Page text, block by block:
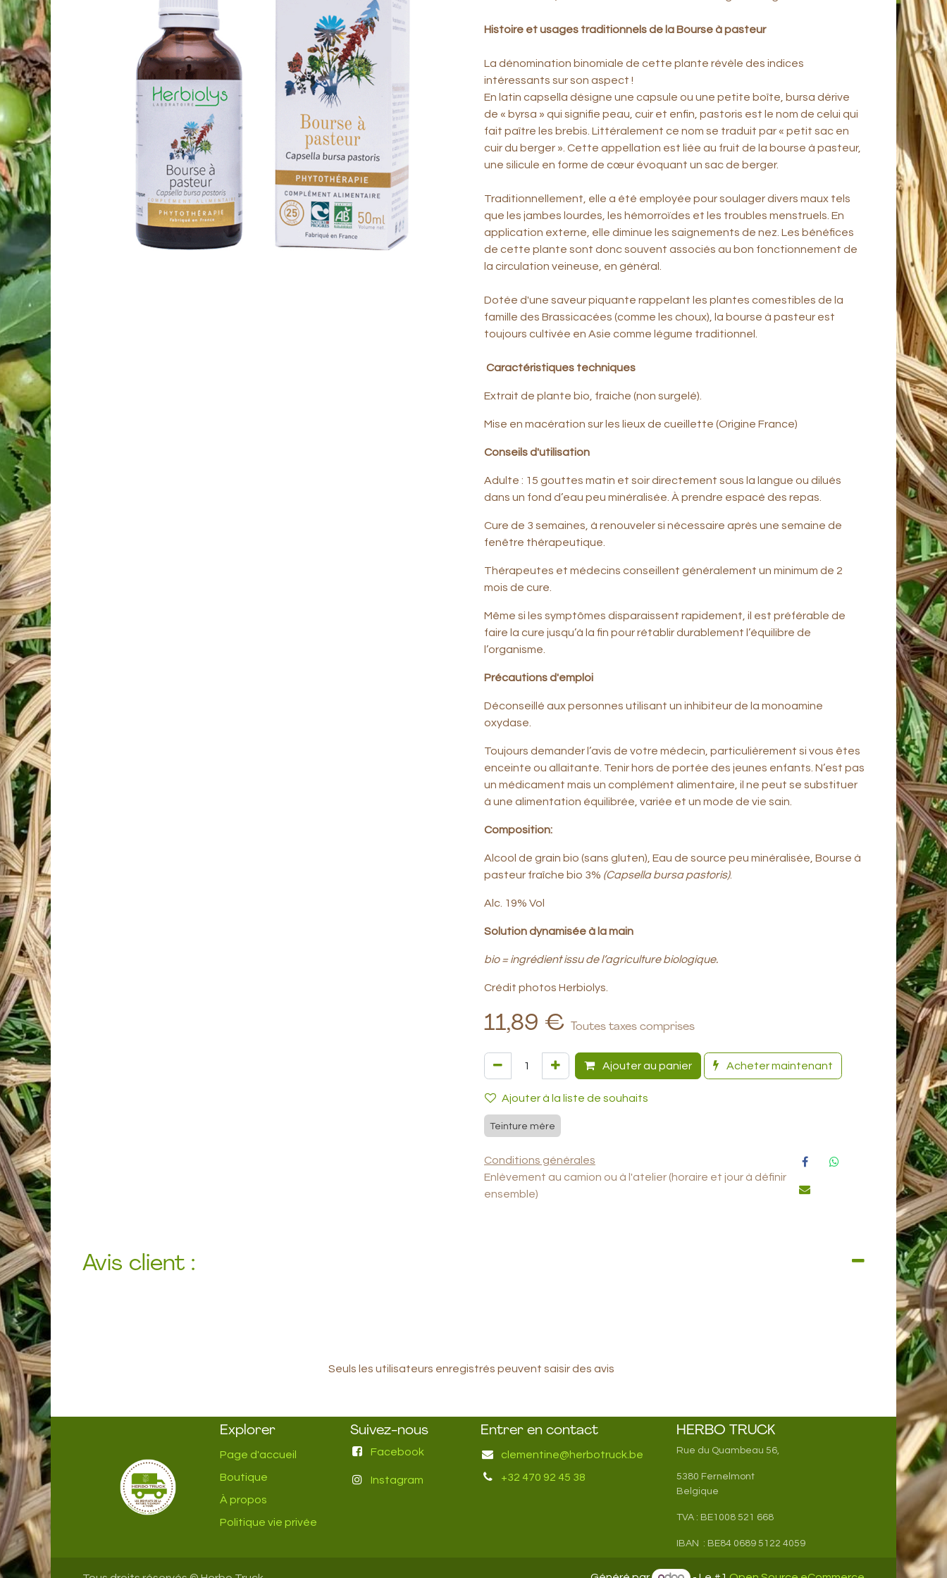
Histoire et usages traditionnels de la Bourse à pasteur
La dénomination binomiale de cette plante révèle des indices
intéressants sur son aspect !
En latin capsella désigne une capsule ou une petite boîte, bursa dérive
de « byrsa » qui signifie peau, cuir et enfin, pastoris est le nom de celui qui
fait paître les brebis. Littéralement ce nom se traduit par « petit sac en
cuir du berger ». Cette appellation est liée au fruit de la bourse à pasteur,
une silicule en forme de cœur évoquant un sac de berger.
Traditionnellement, elle a été employée pour soulager divers maux tels
que les jambes lourdes, les hémorroïdes et les troubles menstruels. En
application externe, elle diminue les saignements de nez. Les bénéfices
de cette plante sont donc souvent associés au bon fonctionnement de
la circulation veineuse, en général.
Dotée d'une saveur piquante rappelant les plantes comestibles de la
famille des Brassicacées (comme les choux), la bourse à pasteur est
toujours cultivée en Asie comme légume traditionnel.
Caractéristiques techniques
Extrait de plante bio, fraiche (non surgelé).
Mise en macération sur les lieux de cueillette (Origine France)
Conseils d'utilisation
Adulte : 15 gouttes matin et soir directement sous la langue ou dilués
dans un fond d’eau peu minéralisée. À prendre espacé des repas.
Cure de 3 semaines, à renouveler si nécessaire après une semaine de
fenêtre thérapeutique.
Thérapeutes et médecins conseillent généralement un minimum de 2
mois de cure.
Même si les symptômes disparaissent rapidement, il est préférable de
faire la cure jusqu’à la fin pour rétablir durablement l’équilibre de
l’organisme.
Précautions d'emploi
Déconseillé aux personnes utilisant un inhibiteur de la monoamine
oxydase.
Toujours demander l’avis de votre médecin, particulièrement si vous êtes
enceinte ou allaitante. Tenir hors de portée des jeunes enfants. N’est pas
un médicament mais un complément alimentaire, il ne peut se substituer
à une alimentation équilibrée, variée et un mode de vie sain.
Composition:
Alcool de grain bio (sans gluten), Eau de source peu minéralisée, Bourse à
pasteur fraîche bio 3% (Capsella bursa pastoris).
Alc. 19% Vol
Solution dynamisée à la main
bio = ingrédient issu de l’agriculture biologique.
Crédit photos Herbiolys.
11,89 € Toutes taxes comprises
Ajouter au panier Acheter maintenant
Ajouter à la liste de souhaits
Teinture mère
Conditions générales
Enlèvement au camion ou à l'atelier (horaire et jour à définir
ensemble)
Avis client :
Seuls les utilisateurs enregistrés peuvent saisir des avis
HERBO TRUCK
Rue du Quambeau 56,
5380 Fernelmont
Belgique
TVA : BE1008 521 668
IBAN : BE84 0689 5122 4059
Entrer en contact
clementine@herbotruck.be
+32 470 92 45 38
Suivez-nous
Facebook
Instagram
Explorer
Page d'accueil
Boutique
À propos
Politique vie privée